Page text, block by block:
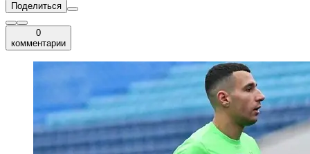
Поделиться
0
комментарии